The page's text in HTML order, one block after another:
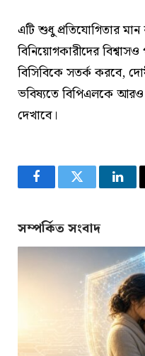
এটি শুধু প্রতিযোগিতার
বিনিয়োগকারীদের
বিসিবিকে সতর্ক করবে,
ভবিষ্যতে বিপিএলকে আরও
দেখাবে।
FacebookTwitter
সম্পর্কিত সংবাদ